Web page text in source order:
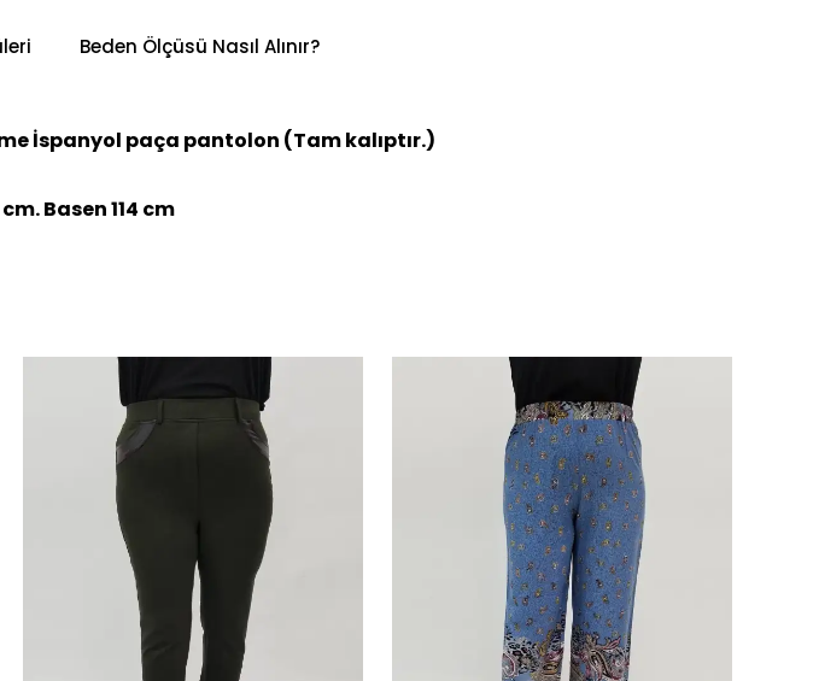
Beden Ölçüsü Nasıl Alınır?
İspanyol paça pantolon (Tam kalıptır.)
Basen 114 cm